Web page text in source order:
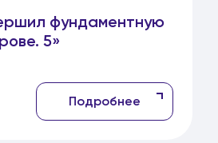
фундаментную
5»
Подробнее